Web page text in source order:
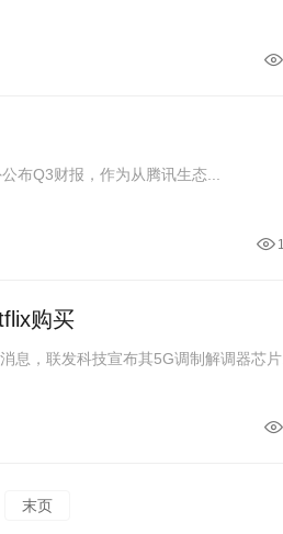
布Q3财报，作为从腾讯生态...
购买
息，联发科技宣布其5G调制解调器芯片
末页